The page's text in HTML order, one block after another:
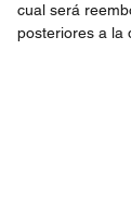
cual será
posteriores a la